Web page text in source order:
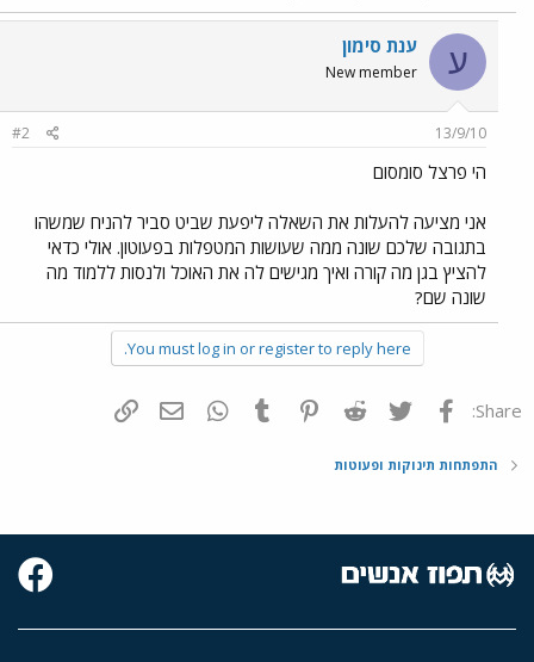
ע ענת סימון
New member
13/9/10
#2
הי פרצל סומסום
אני מציעה להעלות את השאלה ליפעת שביט סביר להניח שמשהו
בתגובה שלכם שונה ממה שעושות המטפלות בפעוטון. אולי כדאי
להציץ בגן מה קורה ואיך מגישים לה את האוכל ולנסות ללמוד מה
שונה שם?
You must log in or register to reply here.
Share: פייסבוק Twitter
Reddit
Pinterest
Tumblr
WhatsAppדואר אלקטרוני
התפתחות תינוקות ופעוטות